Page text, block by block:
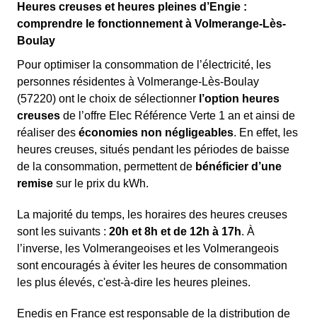
Heures creuses et heures pleines d’Engie :
comprendre le fonctionnement à Volmerange-Lès-
Boulay
Pour optimiser la consommation de l’électricité, les
personnes résidentes à Volmerange-Lès-Boulay
(57220) ont le choix de sélectionner l’option heures
creuses de l’offre Elec Référence Verte 1 an et ainsi de
réaliser des économies non négligeables. En effet, les
heures creuses, situés pendant les périodes de baisse
de la consommation, permettent de bénéficier d’une
remise sur le prix du kWh.
La majorité du temps, les horaires des heures creuses
sont les suivants : 20h et 8h et de 12h à 17h. À
l’inverse, les Volmerangeoises et les Volmerangeois
sont encouragés à éviter les heures de consommation
les plus élevés, c'est-à-dire les heures pleines.
Enedis en France est responsable de la distribution de